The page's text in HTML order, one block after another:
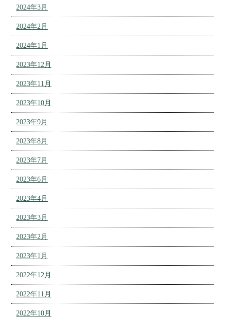
2024年3月
2024年2月
2024年1月
2023年12月
2023年11月
2023年10月
2023年9月
2023年8月
2023年7月
2023年6月
2023年4月
2023年3月
2023年2月
2023年1月
2022年12月
2022年11月
2022年10月